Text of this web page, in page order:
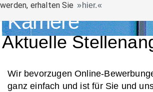
werden, erhalten Sie
hier.
Karriere
Aktuelle
Wir bevorzugen Online-
ganz einfach und ist für Sie und